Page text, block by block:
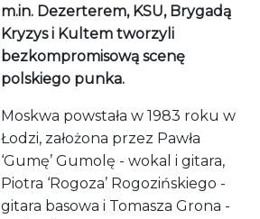
m.in. Dezerterem, KSU, Brygadą
Kryzys i Kultem tworzyli
bezkompromisową scenę
polskiego punka.
Moskwa powstała w 1983 roku w
Łodzi, założona przez Pawła
‘Gumę’ Gumolę - wokal i gitara,
Piotra ‘Rogoza’ Rogozińskiego -
gitara basowa i Tomasza Grona -